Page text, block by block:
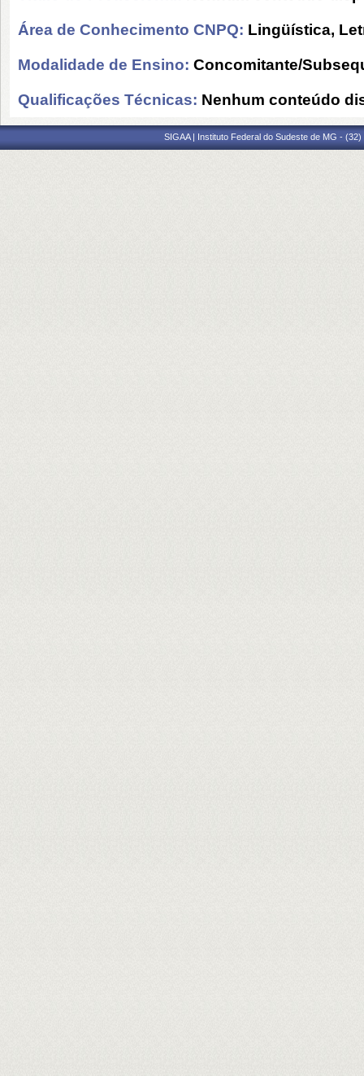
Área de Conhecimento CNPQ: Lingüística,
Modalidade de Ensino: Concomitante/
Qualificações Técnicas: Nenhum conteúdo
SIGAA | Instituto Federal do Sudeste de MG -